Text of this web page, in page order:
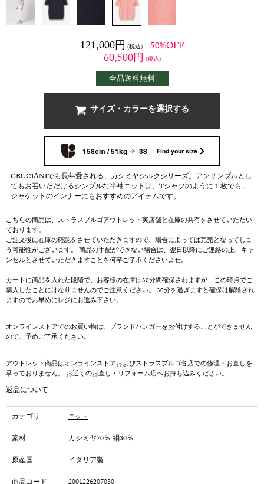
121,000円(税込) 50%OFF
60,500円 (税込)
全品送料無料
サイズ・カラーを選択する
158cm / 51kg 38 Find your size
CRUCIANIでも長年愛される、カシミヤシルクシリーズ。アンサンブルとし
てもお召いただけるシンプルな半袖ニットは、Tシャツのように１枚でも、
ジャケットのインナーにもおすすめのアイテムです。
こちらの商品は、ストラスブルゴアウトレット実店舗と在庫の共有をさせていただい
ております。
ご注文後に在庫の確認をさせていただきますので、場合によっては完売となってしま
う可能性がございます。 商品の手配ができない場合は、翌日以降にご連絡の上、キャ
ンセルとさせていただきますことを何卒ご了承くださいませ。
カートに商品を入れた段階で、お客様の在庫は30分間確保されますが、この時点でご
購入したことにはなりませんのでご注意ください。 30分を過ぎますと確保は解除され
ますのでお早めにレジにお進み下さい。
オンラインストアでのお買い物は、ブランドハンガーをお付けすることができません
ので、予めご了承ください。
アウトレット商品はオンラインストアおよびストラスブルゴ各店での修理・お直しを
承っておりません。 お近くのお直し・リフォーム店へお持ち込みください。
返品について
カテゴリ ニット
素材
カシミヤ70％ 絹30％
原産国
イタリア製